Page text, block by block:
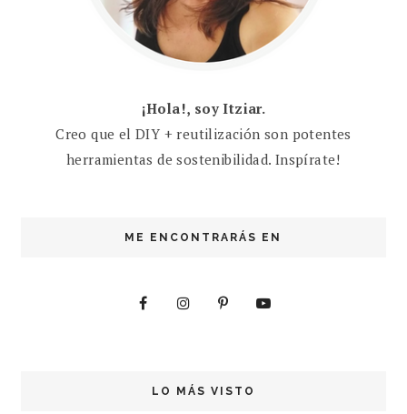
¡Hola!, soy Itziar.
Creo que el DIY + reutilización son potentes
herramientas de sostenibilidad. Inspírate!
ME ENCONTRARÁS EN
LO MÁS VISTO